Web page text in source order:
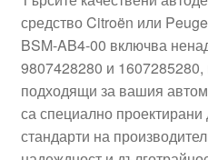
Контакт
Моята сметка
Плащанията
средство Citroën или
BSM-AB4-00 включва
9807428280 и 1607285280,
подходящи за вашия
са специално проектирани
стандарти на